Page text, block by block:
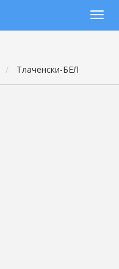
Тлаченски-БЕЛ